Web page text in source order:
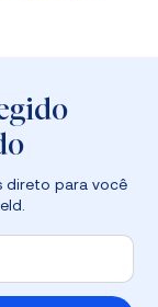
direto para você